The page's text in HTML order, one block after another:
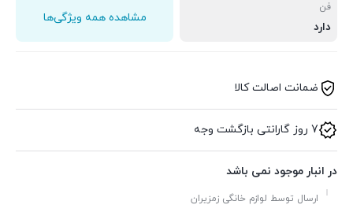
فن
دارد
مشاهده همه ویژگی‌ها
ضمانت اصالت کالا
7 روز گارانتی بازگشت وجه
در انبار موجود نمی باشد
ارسال توسط لوازم خانگی زمزیران